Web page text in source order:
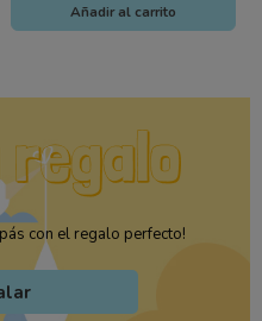
Añadir al carrito
con el regalo perfecto!